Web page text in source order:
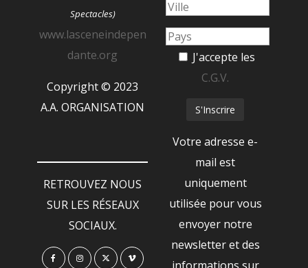
Spectacles)
www.lasceneindepen
dante.org
Copyright © 2023
A.A. ORGANISATION
RETROUVEZ NOUS
SUR LES RÉSEAUX
SOCIAUX.
J'accepte les
C.G.V.
Votre adresse e-
mail est
uniquement
utilisée pour vous
envoyer notre
newsletter et des